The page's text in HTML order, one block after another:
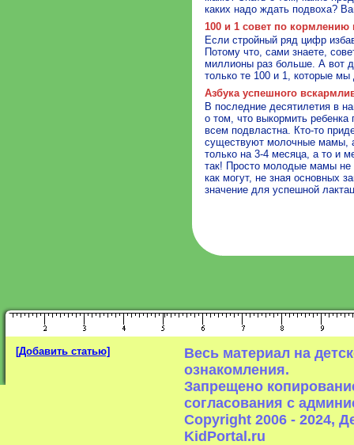
каких надо ждать подвоха?
100 и 1 совет по кормлению
Если стройный ряд цифр
Потому что, сами знаете,
миллионы раз больше. А вот
только те 100 и 1, которые мы
Азбука успешного
В последние десятилетия в
о том, что выкормить ребенка
всем подвластна. Кто-то
существуют молочные мамы,
только на 3-4 месяца, а то и
так! Просто молодые мамы
как могут, не зная основных
значение для успешной
[Добавить статью]
Весь материал на
ознакомления.
Запрещено
согласования с
Copyright 2006 - 2024,
KidPortal.ru